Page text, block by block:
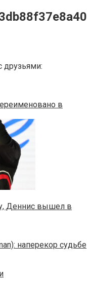
друзьями:
в
Деннис вышел в
наперекор судьбе